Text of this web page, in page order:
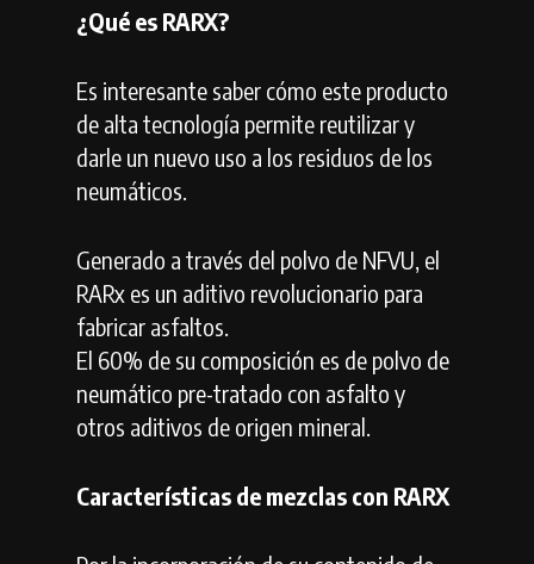
¿Qué es RARX?
Es interesante saber cómo este producto
de alta tecnología permite reutilizar y
darle un nuevo uso a los residuos de los
neumáticos.
Generado a través del polvo de NFVU, el
RARx es un aditivo revolucionario para
fabricar asfaltos.
El 60% de su composición es de polvo de
neumático pre-tratado con asfalto y
otros aditivos de origen mineral.
Características de mezclas con RARX